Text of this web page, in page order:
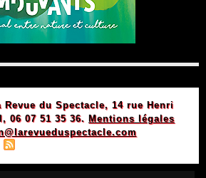
Revue du Spectacle, 14 rue Henri
06 07 51 35 36. Mentions légales